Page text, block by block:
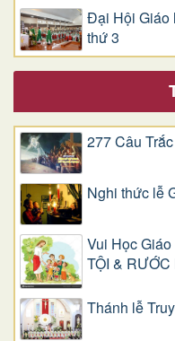
Đại Hội Giáo
thứ 3
277 Câu
Nghi thức lễ
Vui Học
TỘI & RƯỚC
Thánh lễ